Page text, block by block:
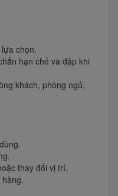
chọn.
hạn chế va đập khi
khách, phòng ngủ,
thay đổi vị trí.